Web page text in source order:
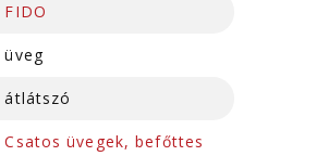
FIDO
üveg
átlátszó
Csatos üvegek, befőttes